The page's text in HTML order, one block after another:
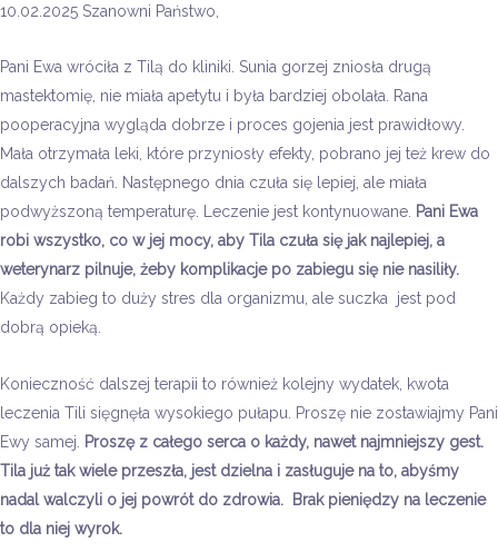
10.02.2025 Szanowni Państwo,
Pani Ewa wróciła z Tilą do kliniki. Sunia gorzej zniosła drugą
mastektomię, nie miała apetytu i była bardziej obolała. Rana
pooperacyjna wygląda dobrze i proces gojenia jest prawidłowy.
Mała otrzymała leki, które przyniosły efekty, pobrano jej też krew do
dalszych badań. Następnego dnia czuła się lepiej, ale miała
podwyższoną temperaturę. Leczenie jest kontynuowane. Pani Ewa
robi wszystko, co w jej mocy, aby Tila czuła się jak najlepiej, a
weterynarz pilnuje, żeby komplikacje po zabiegu się nie nasiliły.
Każdy zabieg to duży stres dla organizmu, ale suczka jest pod
dobrą opieką.
Konieczność dalszej terapii to również kolejny wydatek, kwota
leczenia Tili sięgnęła wysokiego pułapu. Proszę nie zostawiajmy Pani
Ewy samej. Proszę z całego serca o każdy, nawet najmniejszy gest.
Tila już tak wiele przeszła, jest dzielna i zasługuje na to, abyśmy
nadal walczyli o jej powrót do zdrowia. Brak pieniędzy na leczenie
to dla niej wyrok.